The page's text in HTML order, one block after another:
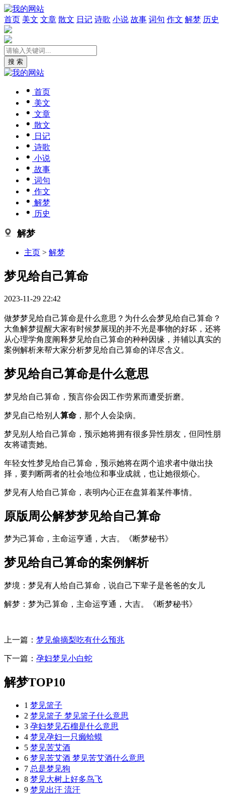
首页 美文 文章 散文 日记 诗歌 小说 故事 词句 作文 解梦 历史
搜 索
首页
美文
文章
散文
日记
诗歌
小说
故事
词句
作文
解梦
历史
解梦
主页 > 解梦
梦见给自己算命
2023-11-29 22:42
做梦梦见给自己算命是什么意思？为什么会梦见给自己算命？
大鱼解梦提醒大家有时候梦展现的并不光是事物的好坏，还将
从心理学角度阐释梦见给自己算命的种种因缘，并辅以真实的
案例解析来帮大家分析梦见给自己算命的详尽含义。
梦见给自己算命是什么意思
梦见给自己算命，预言你会因工作劳累而遭受折磨。
梦见自己给别人 算命 ，那个人会染病。
梦见别人给自己算命，预示她将拥有很多异性朋友，但同性朋
友将谴责她。
年轻女性梦见给自己算命，预示她将在两个追求者中做出抉
择，要判断两者的社会地位和事业成就，也让她很烦心。
梦见有人给自己算命，表明内心正在盘算着某件事情。
原版周公解梦梦见给自己算命
梦为己算命，主命运亨通，大吉。《断梦秘书》
梦见给自己算命的案例解析
梦境：梦见有人给自己算命，说自己下辈子是爸爸的女儿
解梦：梦为己算命，主命运亨通，大吉。《断梦秘书》
上一篇： 梦见偷摘梨吃有什么预兆
下一篇： 孕妇梦见小白蛇
解梦TOP10
1 梦见篮子
2 梦见篮子 梦见篮子什么意思
3 孕妇梦见石榴是什么意思
4 梦见孕妇一只癞蛤蟆
5 梦见苦艾酒
6 梦见苦艾酒 梦见苦艾酒什么意思
7 总是梦见狗
8 梦见大树上好多鸟飞
9 梦见出汗 流汗